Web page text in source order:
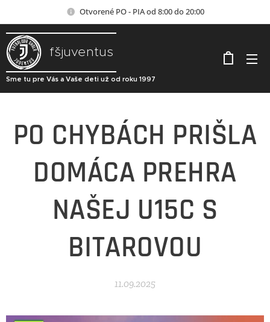
Otvorené PO - PIA od 8:00 do 20:00
fšjuventus
Sme tu pre Vás a Vaše deti už od roku 1997
PO CHYBÁCH PRIŠLA
DOMÁCA PREHRA
NAŠEJ U15C S
BITAROVOU
11.09.2025